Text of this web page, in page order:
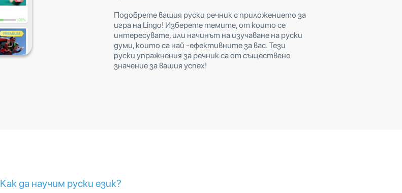
Подобрете вашия руски речник с приложението за
игра на Lingo! Изберете темите, от които се
интересувате, или начинът на изучаване на руски
думи, които са най -ефективните за вас. Тези
руски упражнения за речник са от съществено
значение за вашия успех!
Как да научим руски език?